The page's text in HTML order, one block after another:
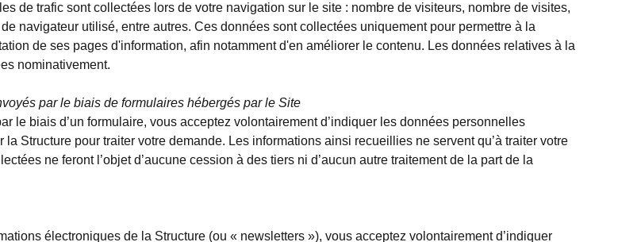
de trafic sont collectées lors de votre navigation sur le site : nombre de visiteurs, nombre de visites,
navigateur utilisé, entre autres. Ces données sont collectées uniquement pour permettre à la
de ses pages d'information, afin notamment d'en améliorer le contenu. Les données relatives à la
nominativement.
par le biais de formulaires hébergés par le Site
le biais d’un formulaire, vous acceptez volontairement d’indiquer les données personnelles
Structure pour traiter votre demande. Les informations ainsi recueillies ne servent qu’à traiter votre
ne feront l’objet d’aucune cession à des tiers ni d’aucun autre traitement de la part de la
électroniques de la Structure (ou « newsletters »), vous acceptez volontairement d’indiquer